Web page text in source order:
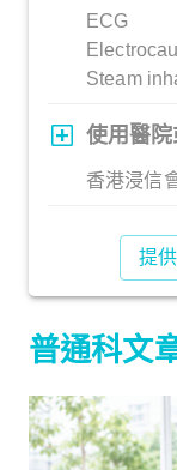
ECG
Steam
使用醫
香港浸信
提
普通科文